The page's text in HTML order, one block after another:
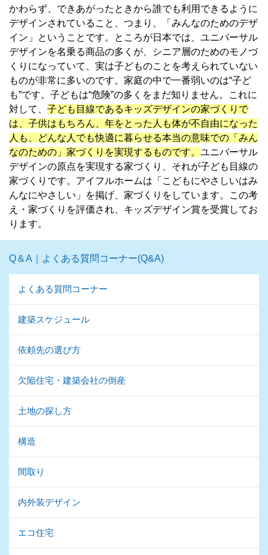
かわらず、できあがったときから誰でも利用できるように
デザインされていること、つまり、「みんなのためのデザ
イン」ということです。ところが日本では、ユニバーサル
デザインを名乗る商品の多くが、シニア層のためのモノづ
くりになっていて、実は子どものことを考えられていない
ものが非常に多いのです。家庭の中で一番弱いのは“子ど
も”です。子どもは“危険”の多くをまだ知りません。これに
対して、 子ども目線であるキッズデザインの家づくりで
は、子供はもちろん、年をとった人も体が不自由になった
人も、どんな人でも快適に暮らせる本当の意味での「みん
なのための」家づくりを実現するものです。 ユニバーサル
デザインの原点を実現する家づくり、それが子ども目線の
家づくりです。アイフルホームは「こどもにやさしいはみ
んなにやさしい」を掲げ、家づくりをしています。この考
え・家づくりを評価され、キッズデザイン賞を受賞してお
ります。
Q＆A｜よくある質問コーナー(Q&A)
よくある質問コーナー
建築スケジュール
依頼先の選び方
欠陥住宅・建築会社の倒産
土地の探し方
構造
間取り
内外装デザイン
エコ住宅